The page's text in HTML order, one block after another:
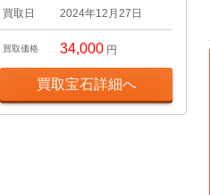
買取日 2024年12月27日
買取価格 34,000 円
買取宝石詳細へ